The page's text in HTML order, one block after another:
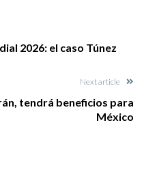
2026: el caso Túnez
Next article
tendrá beneficios para
México